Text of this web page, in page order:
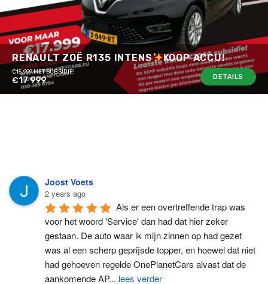
RENAULT ZOË R135 INTENS KOOP ACCU!
€15.999 MET SUBSIDIE!
€17 999 DETAILS
Joost Voets
2 years ago
Als er een overtreffende trap was
voor het woord 'Service' dan had dat hier zeker
gestaan. De auto waar ik mijn zinnen op had gezet
was al een scherp geprijsde topper, en hoewel dat niet
had gehoeven regelde OnePlanetCars alvast dat de
aankomende AP... lees verder